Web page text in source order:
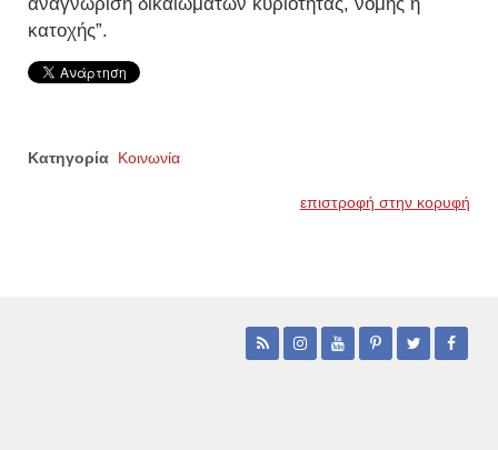
κατοχής”.
Κατηγορία Κοινωνία
επιστροφή στην κορυφή